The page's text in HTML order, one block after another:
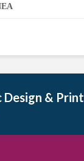
Design & Print